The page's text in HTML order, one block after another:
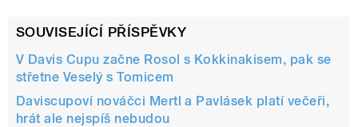
SOUVISEJÍCÍ PŘÍSPĚVKY
V Davis Cupu začne Rosol s Kokkinakisem, pak se
střetne Veselý s Tomicem
Daviscupoví nováčci Mertl a Pavlásek platí večeři,
hrát ale nejspíš nebudou